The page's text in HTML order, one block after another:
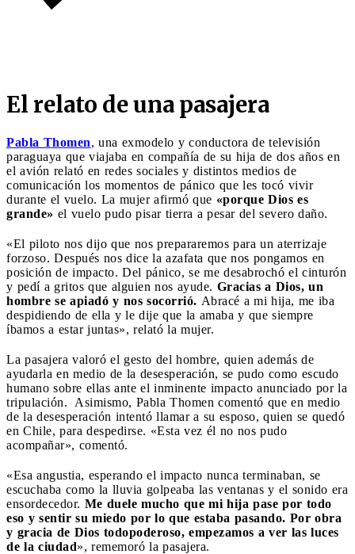
El relato de una pasajera
Pabla Thomen, una exmodelo y conductora de televisión
paraguaya que viajaba en compañía de su hija de dos años en
el avión relató en redes sociales y distintos medios de
comunicación los momentos de pánico que les tocó vivir
durante el vuelo. La mujer afirmó que «porque Dios es
grande» el vuelo pudo pisar tierra a pesar del severo daño.
«El piloto nos dijo que nos prepararemos para un aterrizaje
forzoso. Después nos dice la azafata que nos pongamos en
posición de impacto. Del pánico, se me desabrochó el cinturón
y pedí a gritos que alguien nos ayude. Gracias a Dios, un
hombre se apiadó y nos socorrió. Abracé a mi hija, me iba
despidiendo de ella y le dije que la amaba y que siempre
íbamos a estar juntas», relató la mujer.
La pasajera valoró el gesto del hombre, quien además de
ayudarla en medio de la desesperación, se pudo como escudo
humano sobre ellas ante el inminente impacto anunciado por la
tripulación. Asimismo, Pabla Thomen comentó que en medio
de la desesperación intentó llamar a su esposo, quien se quedó
en Chile, para despedirse. «Esta vez él no nos pudo
acompañar», comentó.
«Esa angustia, esperando el impacto nunca terminaban, se
escuchaba como la lluvia golpeaba las ventanas y el sonido era
ensordecedor. Me duele mucho que mi hija pase por todo
eso y sentir su miedo por lo que estaba pasando. Por obra
y gracia de Dios todopoderoso, empezamos a ver las luces
de la ciudad», rememoró la pasajera.